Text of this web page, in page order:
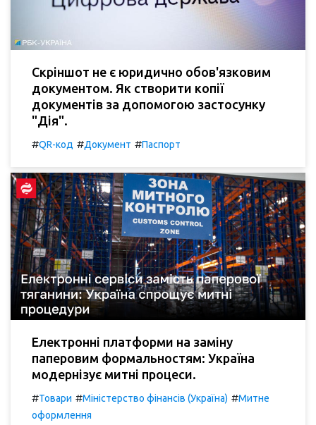
Скріншот не є юридично обов'язковим
документом. Як створити копії
документів за допомогою застосунку
"Дія".
#QR-код #Документ #Паспорт
Електронні платформи на заміну
паперовим формальностям: Україна
модернізує митні процеси.
#Товари #Міністерство фінансів (Україна) #Митне
оформлення